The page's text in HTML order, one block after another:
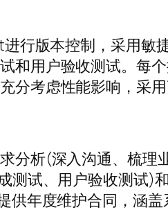
行版本控制，采用
和用户验收测试。每
分考虑性能影响，采
分析(深入沟通、梳
试、用户验收测试)
供年度维护合同，涵